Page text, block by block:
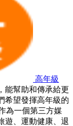
高年級
能幫助和傳承給更
希望發揮高年級的
為一個第三方媒
遊、運動健康、退